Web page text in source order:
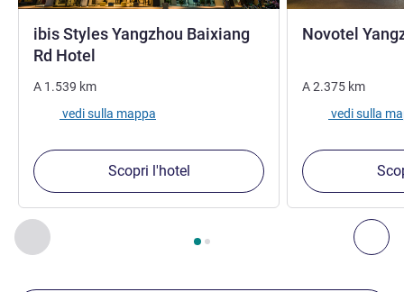
Precedente - Nostre ulteriori strutture nelle vicinanze
Pagina , Nostre ulteriori strutture nelle vicinanze 1 :,
ibis Styles Yangzhou Baixiang
Rd Hotel
A 1.539 km
vedi sulla mappa
Scopri l'hotel
Novotel
A2.375 km
vedi sulla